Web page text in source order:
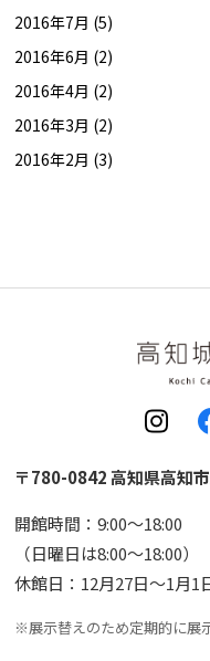
2016年7月 (5)
2016年6月 (2)
2016年4月 (2)
2016年3月 (2)
2016年2月 (3)
〒780-0842 高知県高知
開館時間：9:00〜18:00
（日曜日は8:00〜18:00）
休館日：12月27日〜1月1
※展示替えのため定期的に展